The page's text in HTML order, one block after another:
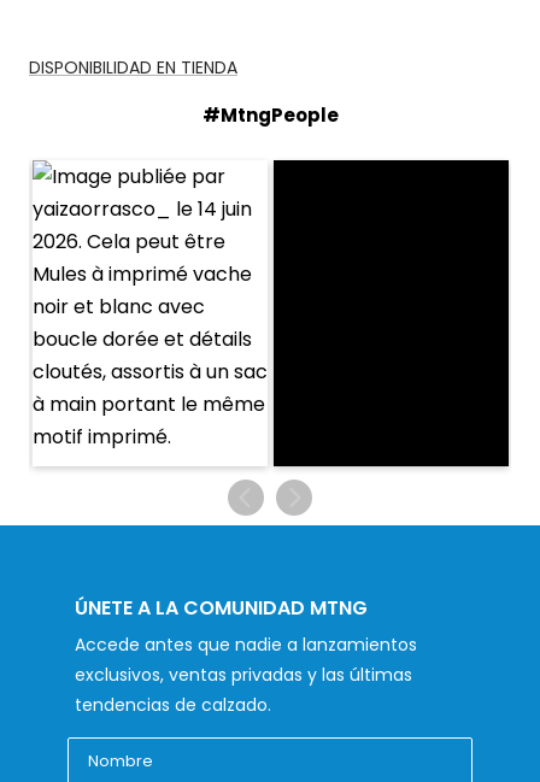
DISPONIBILIDAD EN TIENDA
#MtngPeople
ÚNETE A LA COMUNIDAD MTNG
Accede antes que nadie a lanzamientos
exclusivos, ventas privadas y las últimas
tendencias de calzado.